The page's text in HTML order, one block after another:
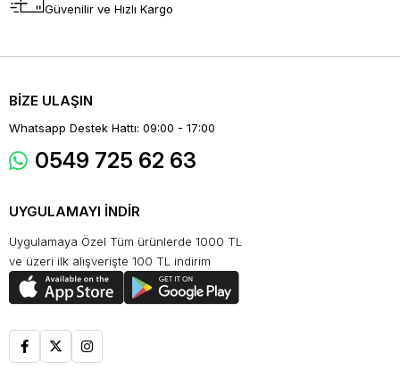
Güvenilir ve Hızlı Kargo
BİZE ULAŞIN
Whatsapp Destek Hattı: 09:00 - 17:00
0549 725 62 63
UYGULAMAYI İNDİR
Uygulamaya Özel Tüm ürünlerde 1000 TL
ve üzeri ilk alışverişte 100 TL indirim